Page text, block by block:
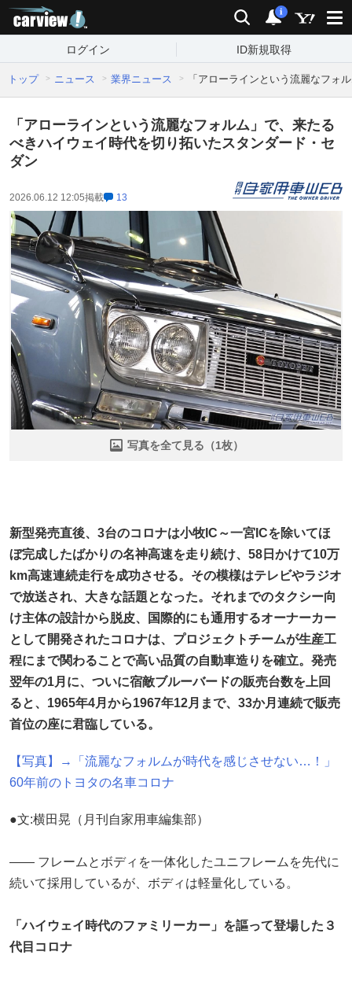
検索 通知
i
ログイン ID新規取得
トップ ニュース 業界ニュース 「アローラインという流麗なフォ
「アローラインという流麗なフォルム」で、来たる
べきハイウェイ時代を切り拓いたスタンダード・セ
ダン
2026.06.12 12:05掲載 13
写真を全て見る（1枚）
新型発売直後、3台のコロナは小牧IC～一宮ICを除いてほ
ぼ完成したばかりの名神高速を走り続け、58日かけて10万
km高速連続走行を成功させる。その模様はテレビやラジオ
で放送され、大きな話題となった。それまでのタクシー向
け主体の設計から脱皮、国際的にも通用するオーナーカー
として開発されたコロナは、プロジェクトチームが生産工
程にまで関わることで高い品質の自動車造りを確立。発売
翌年の1月に、ついに宿敵ブルーバードの販売台数を上回
ると、1965年4月から1967年12月まで、33か月連続で販売
首位の座に君臨している。
【写真】→「流麗なフォルムが時代を感じさせない…！」
60年前のトヨタの名車コロナ
●文:横田晃（月刊自家用車編集部）
―― フレームとボディを一体化したユニフレームを先代に
続いて採用しているが、ボディは軽量化している。
「ハイウェイ時代のファミリーカー」を謳って登場した３
代目コロナ